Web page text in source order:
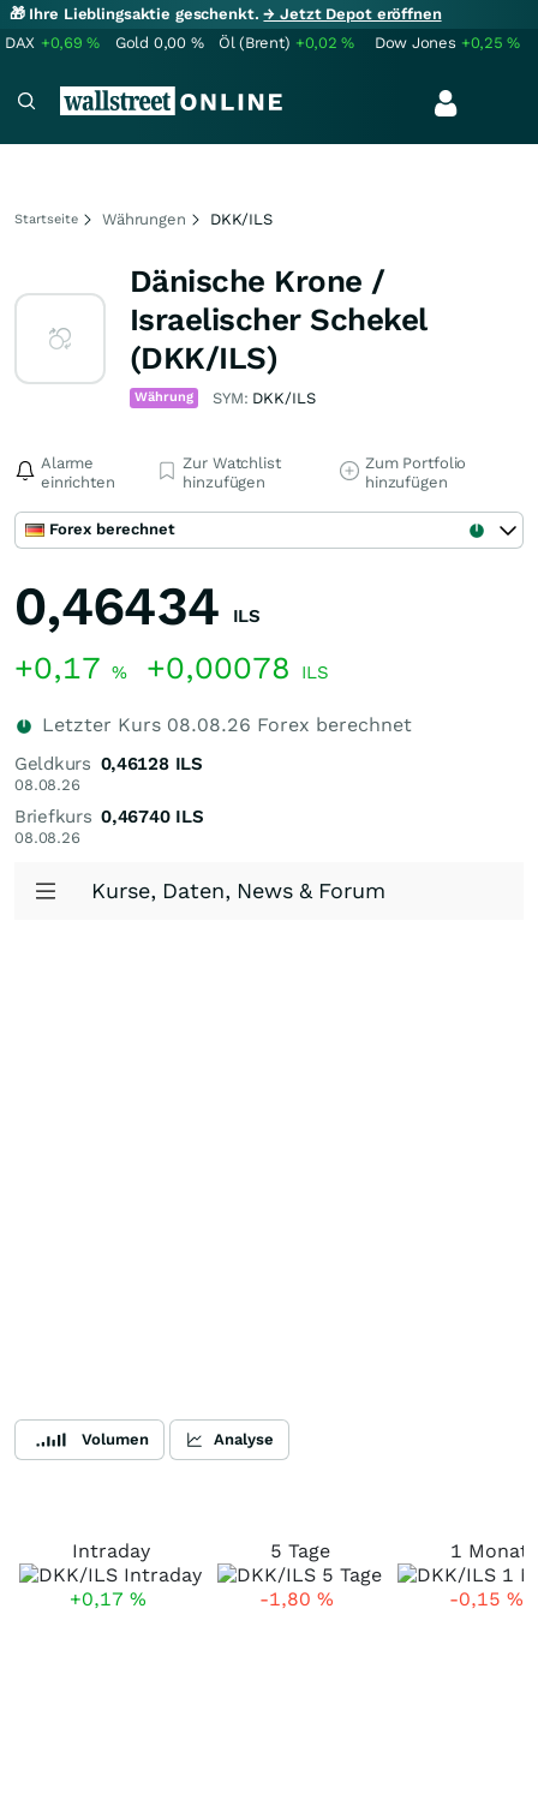
🎁 Ihre Lieblingsaktie geschenkt.→ Jetzt Depot eröffnen
DAX +0,69% Gold 0,00 % Öl (Brent) +0,02% Dow Jones +0,25%
Startseite Währungen DKK/ILS
Dänische Krone /
Israelischer Schekel
(DKK/ILS)
Währung SYM: DKK/ILS
Alarme
einrichten
Zur Watchlist
hinzufügen
Zum Portfolio
hinzufügen
Forex berechnet
0,46434 ILS
+0,17 % +0,00078 ILS
Letzter Kurs 08.08.26 Forex berechnet
Geldkurs
08.08.26
0,46128 ILS
Briefkurs
08.08.26
0,46740 ILS
Kurse, Daten, News & Forum
Volumen Analyse
Intraday
+0,17 %
5 Tage
-1,80 %
1 Monat
-0,15 %